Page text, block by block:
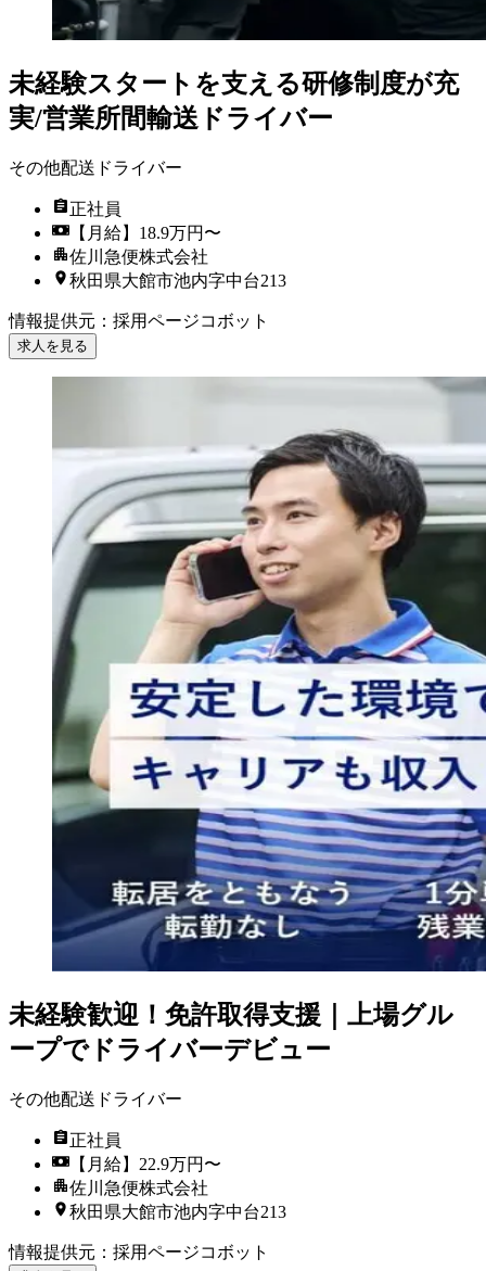
未経験スタートを支える研修制度が充
実/営業所間輸送ドライバー
その他配送ドライバー
正社員
【月給】18.9万円〜
佐川急便株式会社
秋田県大館市池内字中台213
情報提供元 ： 採用ページコボット
求人を見る
未経験歓迎！免許取得支援｜上場グル
ープでドライバーデビュー
その他配送ドライバー
正社員
【月給】22.9万円〜
佐川急便株式会社
秋田県大館市池内字中台213
情報提供元 ： 採用ページコボット